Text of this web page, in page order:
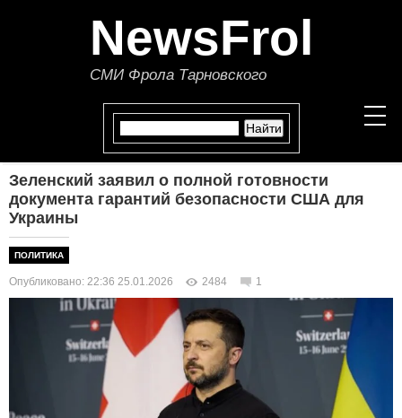
NewsFrol
СМИ Фрола Тарновского
НОВОСТИ
ПОЛИТИКА
ЭКОНОМИКА
В МИРЕ
ОБЩЕСТВО
Зеленский заявил о полной готовности
документа гарантий безопасности США для
Украины
ПОЛИТИКА
Опубликовано: 22:36 25.01.2026 2484 1